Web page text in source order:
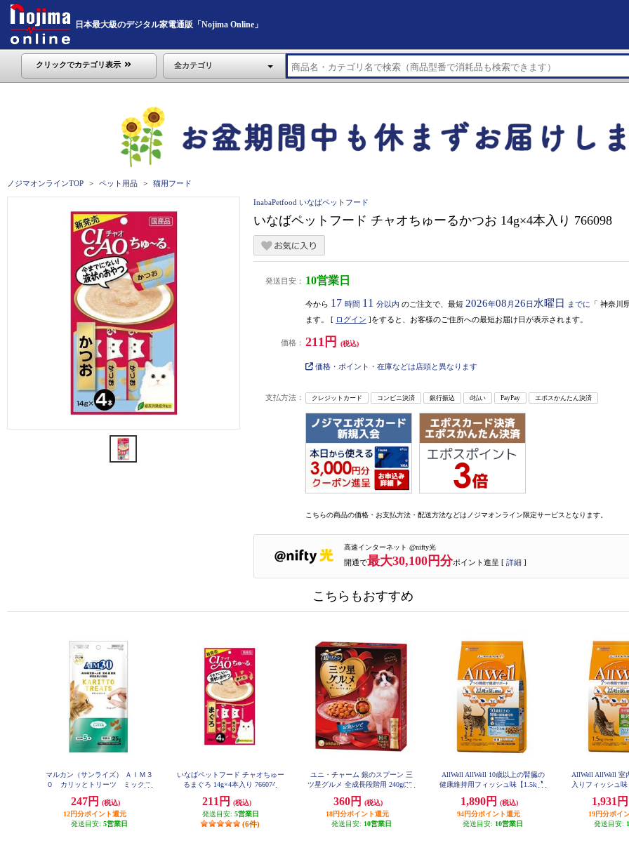
日本最大級のデジタル家電通販「Nojima Online」
クリックでカテゴリ表示 全カテゴリ
ノジマオンラインTOP ペット用品 猫用フード
InabaPetfood いなばペットフード
いなばペットフード チャオちゅーるかつお 14g×4本入り 766098
発送目安： 10営業日
今から 17 時間 11 分以内 のご注文で、最短 2026年08 月 26日 水曜日 までに 「 神奈川
ます。 [ ログイン ]をすると、お客様のご住所への最短お届け日が表示されます。
価格： 211円 (税込)
価格・ポイント・在庫などは店頭と異なります
支払方法： クレジットカード コンビニ決済 銀行振込 d払い PayPay エポスかんたん決済
こちらの商品の価格・お支払方法・配送方法などはノジマオンライン限定サービスとなります。
高速インターネット @nifty光
開通で最大30,100円分ポイント進呈 [ 詳細 ]
こちらもおすすめ
マルカン（サンライズ） ＡＩＭ３
０ カリッとトリーツ ミックス
247円
(税込)
12円分ポイント還元
発送目安: 5営業日
いなばペットフード チャオちゅー
るまぐろ 14g×4本入り 766074
211円
(税込)
発送目安: 5営業日
(6件)
ユニ・チャーム 銀のスプーン 三
ツ星グルメ 全成長段階用 240g(20g
360円
(税込)
18円分ポイント還元
発送目安: 10営業日
AllWell AllWell 10歳以上の腎臓の
健康維持用フィッシュ味【1.5kg】
1,890円
(税込)
94円分ポイント還元
発送目安: 10営業日
AllWell AllWell 室
入りフィッシュ味
1,931
19円分ポイ
発送目安: